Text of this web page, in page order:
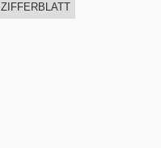
ZIFFERBLATT